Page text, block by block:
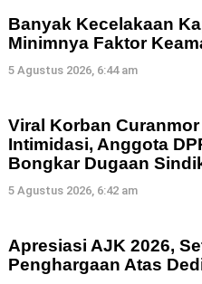
Banyak Kecelakaan
Minimnya Faktor
5 Agustus 2026, 6:44 am
Viral Korban
Intimidasi, Anggota
Bongkar Dugaan
5 Agustus 2026, 6:42 am
Apresiasi AJK 2026,
Penghargaan Atas